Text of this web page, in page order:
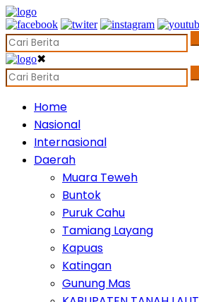
✖
Home
Nasional
Internasional
Daerah
Muara Teweh
Buntok
Puruk Cahu
Tamiang Layang
Kapuas
Katingan
Gunung Mas